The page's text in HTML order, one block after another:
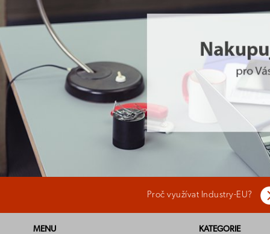
Proč využívat Industry-EU?
MENU
KATEGORIE